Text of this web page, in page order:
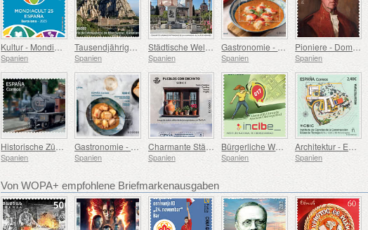
Kultur - Mondiacult 25 Spanien, Barcelona
Spanien
Tausendjähriges Jubiläum des Klosters Montserrat, Barcelona
Spanien
Städtische Welterbestätten – Alcalá de Henares
Spanien
Gastronomie - Spanien in 19 Gerichten, Melilla, Seeteufel a la Rusadir
Spanien
Pioniere - Domingo de Bonechea
Spanien
Historische Züge - Euskotren Dampfzug
Spanien
Gastronomie - Spanien in 19 Gerichten, Ceuta, Thunfischeintopf mit Kartoffeln
Spanien
Charmante Städte
Spanien
Bürgerliche Werte – Cybersicherheit
Spanien
Architektur - Eduardo Torroja Institut für Bauwissenschaften, 90. Jahrestag
Spanien
Von WOPA+ empfohlene Briefmarkenausgaben